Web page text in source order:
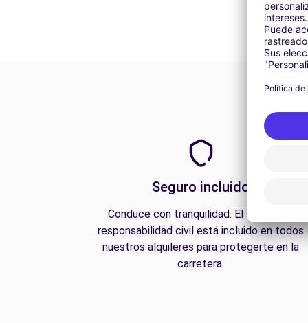
Seguro incluido
Conduce con tranquilidad. El seguro de
responsabilidad civil está incluido en todos
nuestros alquileres para protegerte en la
carretera.